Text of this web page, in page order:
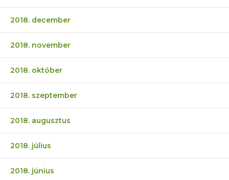
2018. december
2018. november
2018. október
2018. szeptember
2018. augusztus
2018. július
2018. június